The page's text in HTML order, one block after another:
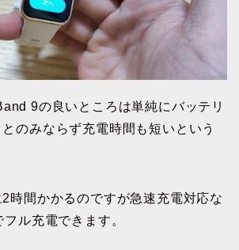
9の良いところは単純にバッテリ
のみならず充電時間も短いという
時間かかるのですが急速充電対応な
ル充電できます。